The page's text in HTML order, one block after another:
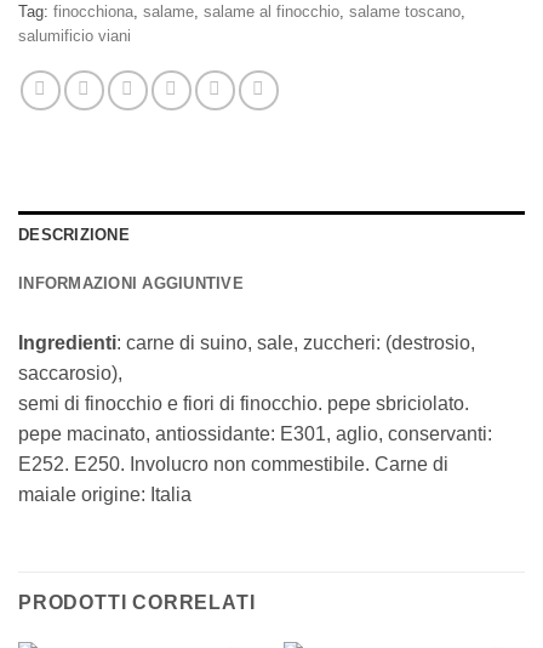
Tag: finocchiona salame salame al finocchio salame toscano
salumificio viani
DESCRIZIONE
INFORMAZIONI AGGIUNTIVE
Ingredienti: carne di suino, sale, zuccheri: (destrosio,
saccarosio),
semi di finocchio e fiori di finocchio. pepe sbriciolato.
pepe macinato, antiossidante: E301, aglio, conservanti:
E252. E250. Involucro non commestibile. Carne di
maiale origine: Italia
PRODOTTI CORRELATI